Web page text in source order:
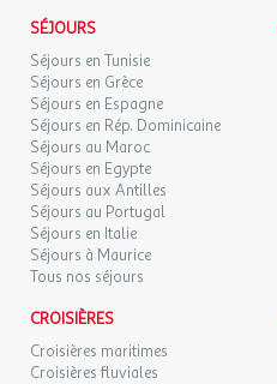
1 salle de douche avec WC
Le logement comprend la
A noter : ménage final obligatoire
régler sur place.
Animaux Admis : tarif et
Balcon
Climatisation
Linge de lit
Linge de toilette : tarif et
Nombre de chambres : 0
Nombre de lit double : 1
Nombre de lit simple : 1
l'agence et le voyagiste ne
responsables en cas de refus
autorités locales. L'autorisation
nécessaire pour tout mineur
titulaires de l'autorité parentale.
Exactitude des identités :
Les voyageurs doivent s'assurer
(noms de famille, nom de
etc.) de chaque participants au
07
SÉJOURS
Séjours en Tunisie
Séjours en Grèce
Séjours en Espagne
Séjours en Rép. Dominicaine
Séjours au Maroc
Séjours en Egypte
Séjours aux Antilles
Séjours au Portugal
Séjours en Italie
Séjours à Maurice
Tous nos séjours
CROISIÈRES
Croisières maritimes
Croisières fluviales